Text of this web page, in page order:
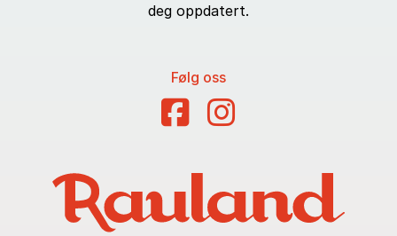
deg oppdatert.
Følg oss